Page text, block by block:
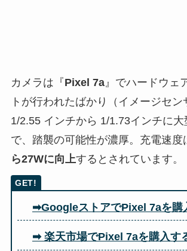
カメラは『Pixel 7a』でハードウェ
トが行われたばかり（イメージセ
1/2.55 インチから 1/1.73インチに
で、踏襲の可能性が濃厚。充電速度
ら27Wに向上するとされています。
➡GoogleストアでPixel 7aを購
➡ 楽天市場でPixel 7aを購入す